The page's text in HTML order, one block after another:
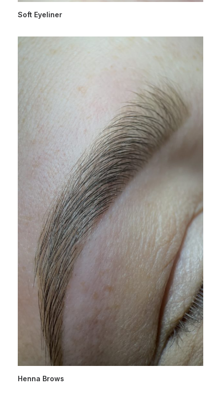
Soft Eyeliner
Henna Brows